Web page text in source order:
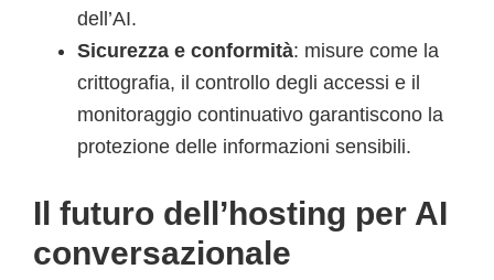
dell’AI.
Sicurezza e conformità: misure come la
crittografia, il controllo degli accessi e il
monitoraggio continuativo garantiscono la
protezione delle informazioni sensibili.
Il futuro dell’hosting per AI
conversazionale